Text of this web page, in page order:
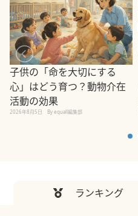
子供の「命を大切にする
心」はどう育つ？動物介在
活動の効果
2026年8月5日 By equall編集部
ランキング